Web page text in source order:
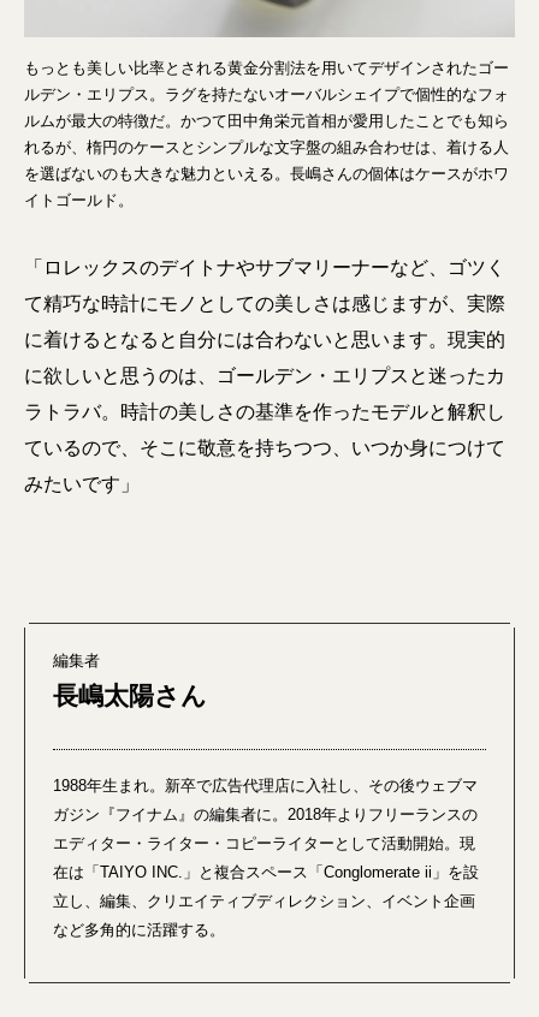
もっとも美しい比率とされる黄金分割法を用いてデザインされたゴー
ルデン・エリプス。ラグを持たないオーバルシェイプで個性的なフォ
ルムが最大の特徴だ。かつて田中角栄元首相が愛用したことでも知ら
れるが、楕円のケースとシンプルな文字盤の組み合わせは、着ける人
を選ばないのも大きな魅力といえる。長嶋さんの個体はケースがホワ
イトゴールド。
「ロレックスのデイトナやサブマリーナーなど、ゴツく
て精巧な時計にモノとしての美しさは感じますが、実際
に着けるとなると自分には合わないと思います。現実的
に欲しいと思うのは、ゴールデン・エリプスと迷ったカ
ラトラバ。時計の美しさの基準を作ったモデルと解釈し
ているので、そこに敬意を持ちつつ、いつか身につけて
みたいです」
編集者
長嶋太陽さん
1988年生まれ。新卒で広告代理店に入社し、その後ウェブマ
ガジン『フイナム』の編集者に。2018年よりフリーランスの
エディター・ライター・コピーライターとして活動開始。現
在は「TAIYO INC.」と複合スペース「Conglomerate ii」を設
立し、編集、クリエイティブディレクション、イベント企画
など多角的に活躍する。